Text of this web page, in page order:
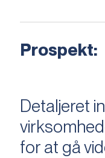
Prospekt:
Detaljeret
for at gå